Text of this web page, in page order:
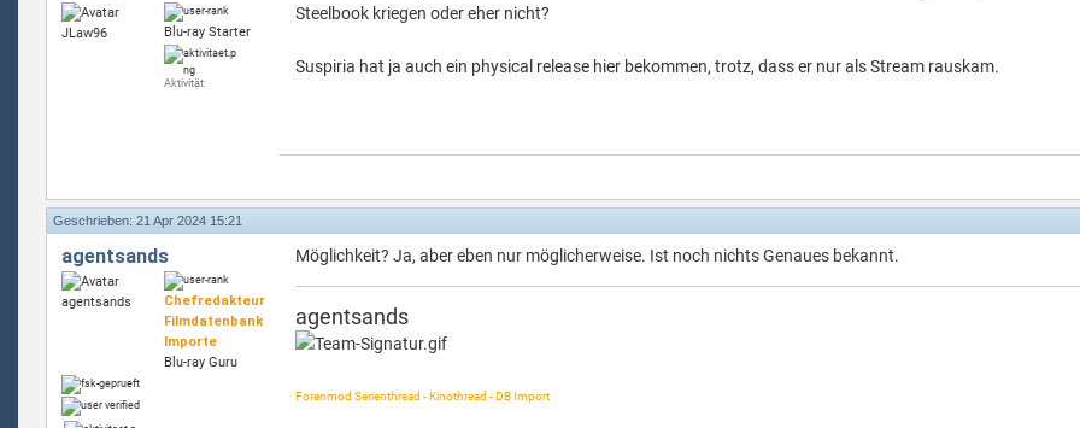
Blu-ray Starter
Aktivität:
Steelbook kriegen oder eher nicht?
Suspiria hat ja auch ein physical release hier bekommen, trotz, dass er nur als Stream rauskam.
Geschrieben: 21 Apr 2024 15:21
agentsands
Chefredakteur
Filmdatenbank
Importe
Blu-ray Guru
Möglichkeit? Ja, aber eben nur möglicherweise. Ist noch nichts Genaues bekannt.
agentsands
Forenmod Serienthread - Kinothread - DB Import